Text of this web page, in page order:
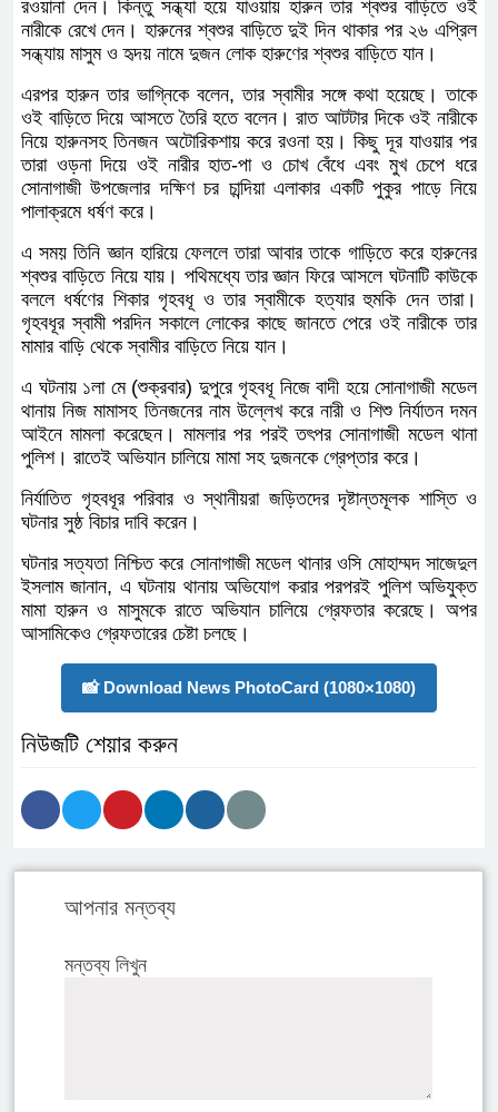
পুলিশ ও স্থানীয় সূত্র জানায়, ধর্ষণের শিকার ওই নারী নোয়াখালীর
কোম্পানীগঞ্জ উপজেলার বাসিন্দা। কয়েকদিন আগে স্বামীর সঙ্গে
তার ঝগড়া হয়। এরপর ওই নারীকে তার স্বামী সোনাগাজী
উপজেলায় তার নানা বাড়িতে রেখে যান। বিষয়টি জানতে পেরে
গত ২৪ এপ্রিল বিকেলে হারুন বিরোধ মীমাংসা করে দিতে
ভাগ্নিকে নিয়ে নানা বাড়ি থেকে কোম্পানীগঞ্জের উদ্দেশে রওয়ানা
দেন। কিন্তু সন্ধ্যা হয়ে যাওয়ায় হারুন তার শ্বশুর বাড়িতে ওই
নারীকে রেখে দেন। হারুনের শ্বশুর বাড়িতে দুই দিন থাকার পর
২৬ এপ্রিল সন্ধ্যায় মাসুম ও হৃদয় নামে দুজন লোক হারুণের শ্বশুর
বাড়িতে যান।
এরপর হারুন তার ভাগ্নিকে বলেন, তার স্বামীর সঙ্গে কথা হয়েছে।
তাকে ওই বাড়িতে দিয়ে আসতে তৈরি হতে বলেন। রাত আটটার
দিকে ওই নারীকে নিয়ে হারুনসহ তিনজন অটোরিকশায় করে
রওনা হয়। কিছু দূর যাওয়ার পর তারা ওড়না দিয়ে ওই নারীর
হাত-পা ও চোখ বেঁধে এবং মুখ চেপে ধরে সোনাগাজী উপজেলার
দক্ষিণ চর চান্দিয়া এলাকার একটি পুকুর পাড়ে নিয়ে পালাক্রমে
ধর্ষণ করে।
এ সময় তিনি জ্ঞান হারিয়ে ফেললে তারা আবার তাকে গাড়িতে
করে হারুনের শ্বশুর বাড়িতে নিয়ে যায়। পথিমধ্যে তার জ্ঞান ফিরে
আসলে ঘটনাটি কাউকে বললে ধর্ষণের শিকার গৃহবধূ ও তার
স্বামীকে হত্যার হুমকি দেন তারা। গৃহবধূর স্বামী পরদিন সকালে
লোকের কাছে জানতে পেরে ওই নারীকে তার মামার বাড়ি থেকে
স্বামীর বাড়িতে নিয়ে যান।
সোনাগাজী মডেল থানায় নিজ মামাসহ তিনজনের নাম উল্লেখ করে
নারী ও শিশু নির্যাতন দমন আইনে মামলা করেছেন। মামলার পর
পরই তৎপর সোনাগাজী মডেল থানা পুলিশ। রাতেই অভিযান
চালিয়ে মামা সহ দুজনকে গ্রেপ্তার করে।
নির্যাতিত গৃহবধূর পরিবার ও স্থানীয়রা জড়িতদের দৃষ্টান্তমূলক
শাস্তি ও ঘটনার সুষ্ঠ বিচার দাবি করেন।
ঘটনার সত্যতা নিশ্চিত করে সোনাগাজী মডেল থানার ওসি
মোহাম্মদ সাজেদুল ইসলাম জানান, এ ঘটনায় থানায় অভিযোগ
করার পরপরই পুলিশ অভিযুক্ত মামা হারুন ও মাসুমকে রাতে
গ্রেফতারের চেষ্টা চলছে।